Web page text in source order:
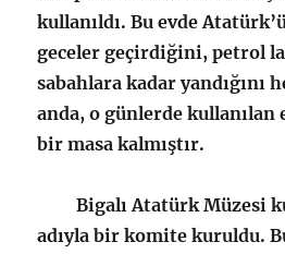
kullanıldı. Bu evde
geceler geçirdiğini, petrol
sabahlara kadar yandığını
anda, o günlerde kullanılan
bir masa kalmıştır.
Bigalı Atatürk Müzesi
adıyla bir komite kuruldu.